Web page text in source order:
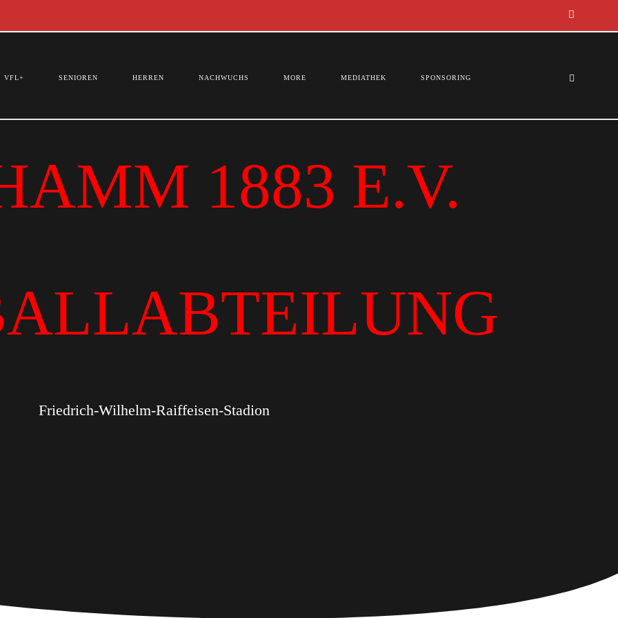
VFL+ SENIOREN HERREN NACHWUCHS MORE MEDIATHEK SPONSORING
1883 E.V.
Friedrich-Wilhelm-Raiffeisen-Stadion